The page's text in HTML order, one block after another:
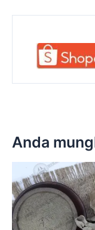
Anda
Harga
aslinya
adalah: